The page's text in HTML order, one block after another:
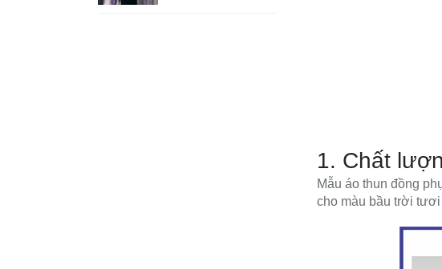
1. Chất
Mẫu áo thun đồng
cho màu bầu trời